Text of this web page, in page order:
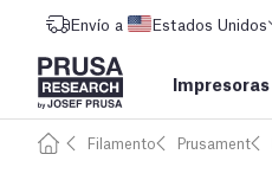
Envío a Estados Unidos
Impresoras
Filamento Prusament